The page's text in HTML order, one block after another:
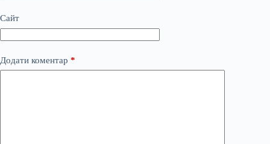
Сайт
Додати коментар *